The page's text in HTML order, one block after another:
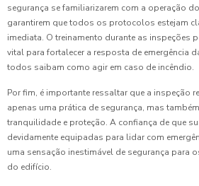
segurança se familiarizarem com a operação
garantirem que todos os protocolos estejam
imediata. O treinamento durante as inspeções
vital para fortalecer a resposta de emergência
todos saibam como agir em caso de incêndio.
Por fim, é importante ressaltar que a inspeção
apenas uma prática de segurança, mas
tranquilidade e proteção. A confiança de que
devidamente equipadas para lidar com
uma sensação inestimável de segurança para
do edifício.